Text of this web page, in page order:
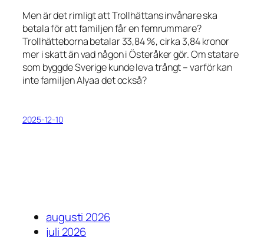
Men är det rimligt att Trollhättans invånare ska
betala för att familjen får en femrummare?
Trollhätteborna betalar 33,84 %, cirka 3,84 kronor
mer i skatt än vad någon i Österåker gör. Om statare
som byggde Sverige kunde leva trångt – varför kan
inte familjen Alyaa det också?
2025-12-10
augusti 2026
juli 2026